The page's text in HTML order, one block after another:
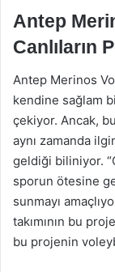
Antep
Canlıların
Antep Merinos
kendine sağlam
çekiyor. Ancak,
aynı zamanda
geldiği biliniyor.
sporun ötesine
sunmayı
takımının bu
bu projenin